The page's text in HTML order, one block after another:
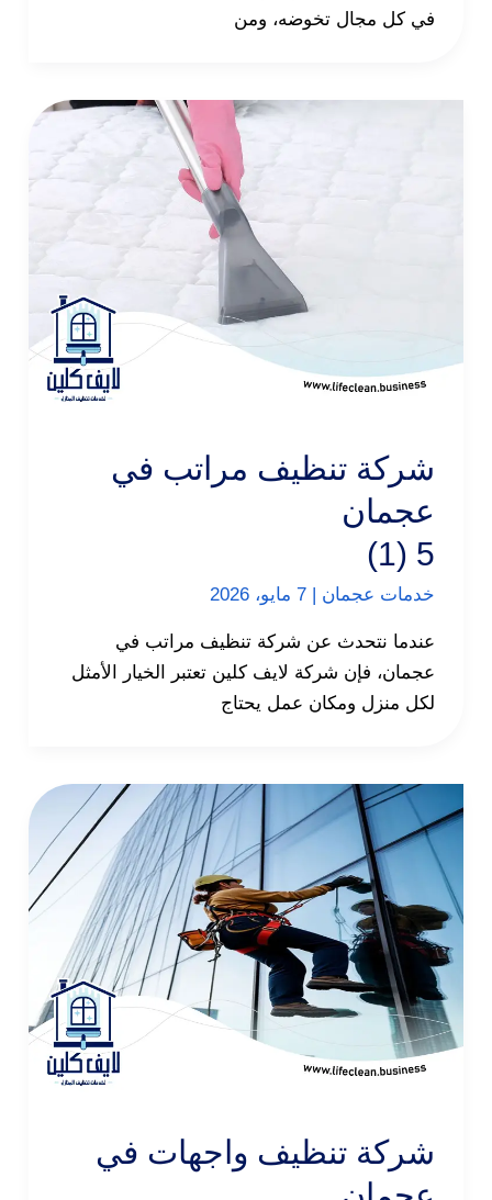
في كل مجال تخوضه، ومن
شركة تنظيف مراتب في
عجمان
5 (1)
خدمات عجمان | 7 مايو، 2026
عندما نتحدث عن شركة تنظيف مراتب في
عجمان، فإن شركة لايف كلين تعتبر الخيار الأمثل
لكل منزل ومكان عمل يحتاج
شركة تنظيف واجهات في